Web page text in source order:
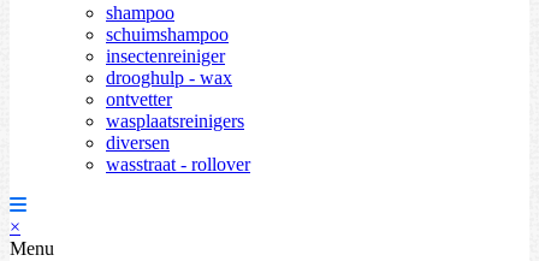
shampoo
schuimshampoo
insectenreiniger
drooghulp - wax
ontvetter
wasplaatsreinigers
diversen
wasstraat - rollover
×
Menu